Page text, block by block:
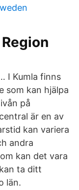
I Kumla finns
som kan hjälpa
på
är en av
kan variera
andra
kan det vara
ta ditt
län.